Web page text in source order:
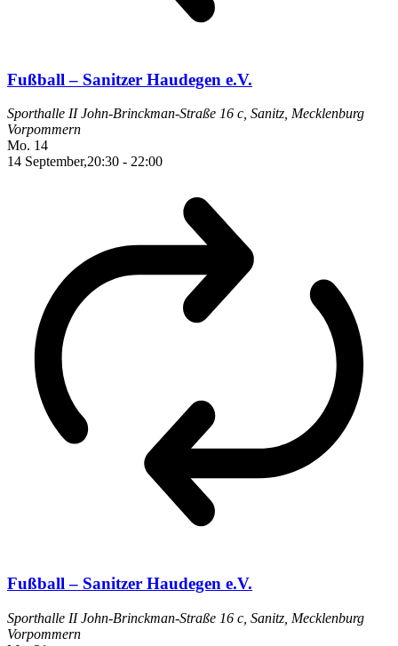
Fußball – Sanitzer Haudegen e.V.
Sporthalle IIJohn-Brinckman-Straße 16 c, Sanitz, Mecklenburg
Vorpommern
Mo. 14
14 September,20:30 - 22:00
Fußball – Sanitzer Haudegen e.V.
Sporthalle IIJohn-Brinckman-Straße 16 c, Sanitz, Mecklenburg
Vorpommern